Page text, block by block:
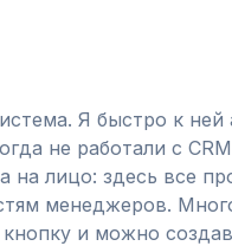
Я быстро к
не работали с
лицо: здесь все
менеджеров.
и можно